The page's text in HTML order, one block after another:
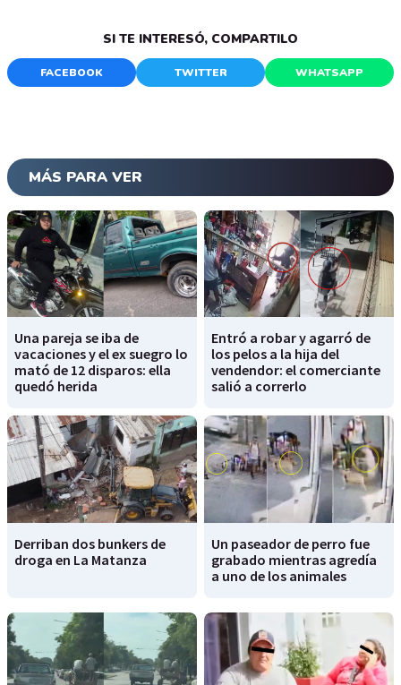
SI TE INTERESÓ, COMPARTILO
FACEBOOK TWITTER WHATSAPP
MÁS PARA VER
Una pareja se iba de
vacaciones y el ex suegro lo
mató de 12 disparos: ella
quedó herida
Entró a robar y agarró de
los pelos a la hija del
vendendor: el comerciante
salió a correrlo
Derriban dos bunkers de
droga en La Matanza
Un paseador de perro fue
grabado mientras agredía
a uno de los animales